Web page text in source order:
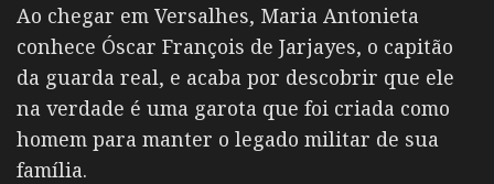
Ao chegar em Versalhes, Maria Antonieta
conhece Óscar François de Jarjayes, o capitão
da guarda real, e acaba por descobrir que ele
na verdade é uma garota que foi criada como
homem para manter o legado militar de sua
família.